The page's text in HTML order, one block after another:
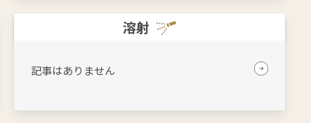
溶射
記事はありません